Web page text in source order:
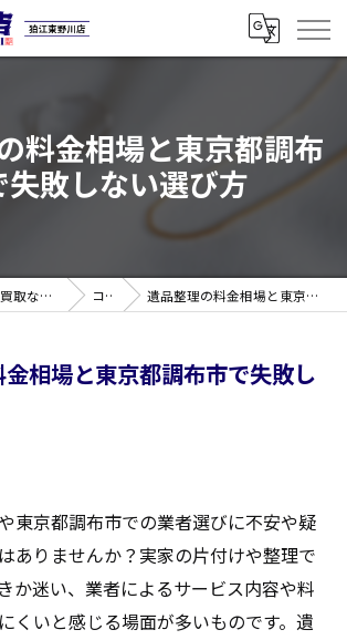
料金相場と東京都調布
失敗しない選び方
東京都狛江市の買取なら買取大吉 狛江東野川店 コラム 遺品整理の料金相場と東京都調布市で失敗しない選び方
相場と東京都調布市で失敗し
東京都調布市での業者選びに不安や疑
ありませんか？実家の片付けや整理で
か迷い、業者によるサービス内容や料
くいと感じる場面が多いものです。遺